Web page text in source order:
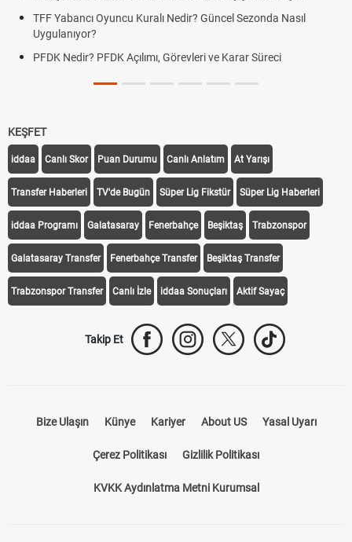
Oyuncu Kuralı Nedir? Güncel Sezonda Nasıl
PFDK Açılımı, Görevleri ve Karar Süreci
Deplasman
KEŞFET
iddaa Canlı Skor Puan Durumu Canlı Anlatım At Yarışı
Transfer Haberleri TV'de Bugün Süper Lig Fikstür Süper Lig Haberleri
iddaa Programı Galatasaray Fenerbahçe Beşiktaş Trabzonspor
Galatasaray Transfer Fenerbahçe Transfer Beşiktaş Transfer
Trabzonspor Transfer Canlı İzle iddaa Sonuçları Aktif Sayaç